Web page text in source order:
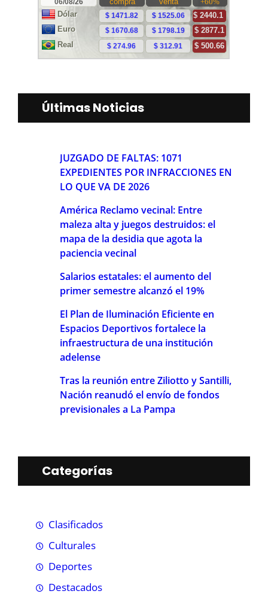
Últimas Noticias
JUZGADO DE FALTAS: 1071
EXPEDIENTES POR INFRACCIONES EN
LO QUE VA DE 2026
América Reclamo vecinal: Entre
maleza alta y juegos destruidos: el
mapa de la desidia que agota la
paciencia vecinal
Salarios estatales: el aumento del
primer semestre alcanzó el 19%
El Plan de Iluminación Eficiente en
Espacios Deportivos fortalece la
infraestructura de una institución
adelense
Tras la reunión entre Ziliotto y Santilli,
Nación reanudó el envío de fondos
previsionales a La Pampa
Categorías
Clasificados
Culturales
Deportes
Destacados